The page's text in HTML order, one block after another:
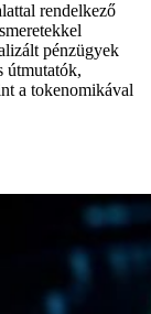
rendelkező
pénzügyek
útmutatók,
a tokenomikával